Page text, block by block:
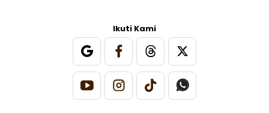
Ikuti Kami